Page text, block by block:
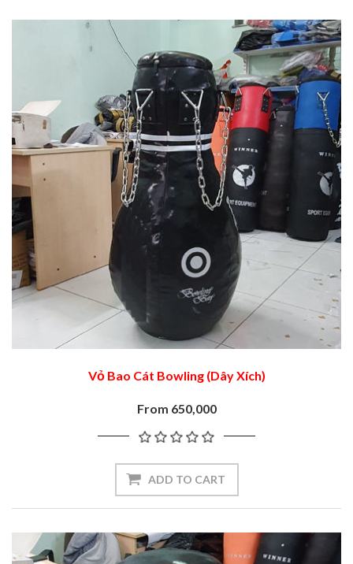
Vỏ Bao Cát Bowling (Dây Xích)
From 650,000